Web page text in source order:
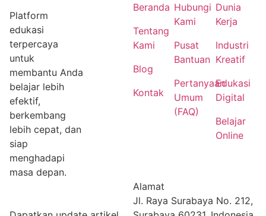
Platform
edukasi
terpercaya
untuk
membantu Anda
belajar lebih
efektif,
berkembang
lebih cepat, dan
siap
menghadapi
masa depan.
Beranda
Tentang
Kami
Blog
Kontak
Hubungi
Kami
Pusat
Bantuan
Pertanyaan
Umum
(FAQ)
Dunia
Kerja
Industri
Kreatif
Edukasi
Digital
Belajar
Online
Alamat
Jl. Raya Surabaya No. 212,